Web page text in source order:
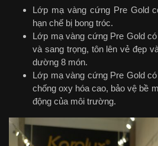
Lớp mạ vàng cứng Pre Gold
hạn chế bị bong tróc.
Lớp mạ vàng cứng Pre Gold
và sang trọng, tôn lên vẻ đẹp
dường 8 món.
Lớp mạ vàng cứng Pre Gold
chống oxy hóa cao, bảo vệ bề
động của môi trường.